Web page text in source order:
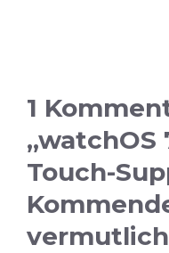
1
„watchOS
Touch-